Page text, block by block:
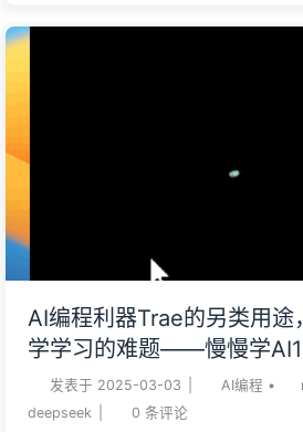
了（对，就是你想的那个夸克网盘那个
阶段，而夸克AI相机则从“识别”进一步
→生成”。 你不需要在多个App之间跳转
流程，它把复杂的多步任务变成了一个
✅ 三个真实场景，看看它的“任务闭环
查找原始出处 → 智能总结 → 输出结构化综述
堂板书或会议白板照片 拍照后自动识别文字 → 去手写背景 → 提
取要点 → 自动生成学习笔记或行动计划。 📊 一张健康报告
报截图...
AI编程利器Trae的另类用途
学学习的难题——慢慢学
发表于 2025-03-03 AI编程 •
deepseek
0 条评论